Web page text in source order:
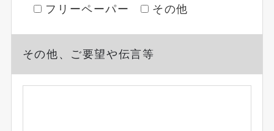
フリーペーパー その他
その他、ご要望や伝言等